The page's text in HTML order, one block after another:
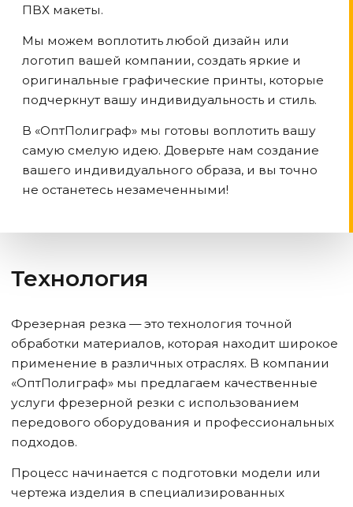
ПВХ макеты.
Мы можем воплотить любой дизайн или
логотип вашей компании, создать яркие и
оригинальные графические принты, которые
подчеркнут вашу индивидуальность и стиль.
В «ОптПолиграф» мы готовы воплотить вашу
самую смелую идею. Доверьте нам создание
вашего индивидуального образа, и вы точно
не останетесь незамеченными!
Технология
Фрезерная резка — это технология точной
обработки материалов, которая находит широкое
применение в различных отраслях. В компании
«ОптПолиграф» мы предлагаем качественные
услуги фрезерной резки с использованием
передового оборудования и профессиональных
подходов.
Процесс начинается с подготовки модели или
чертежа изделия в специализированных